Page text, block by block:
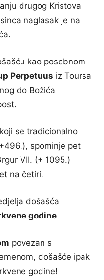
drugog Kristova
naglasak je na
kao posebnom
Perpetuus iz Toursa
do Božića
koji se tradicionalno
spominje pet
VII. (+ 1095.)
na četiri.
došašća
godine.
povezan s
došašće ipak
godine!